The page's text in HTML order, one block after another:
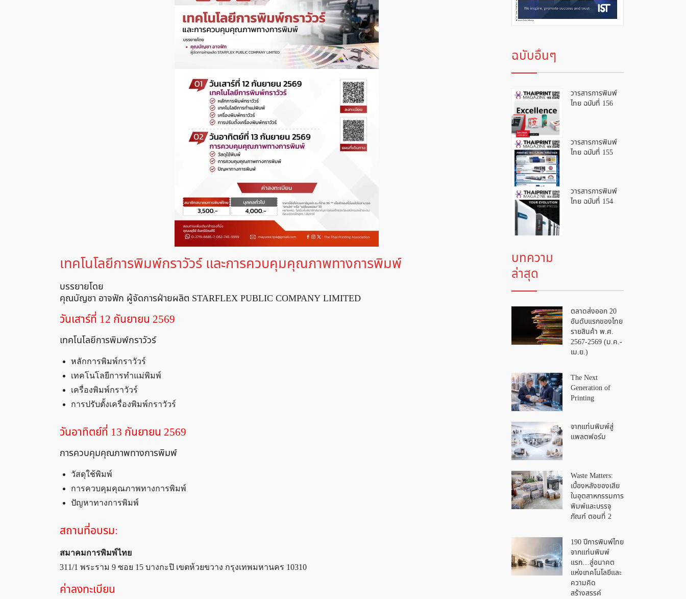
เทคโนโลยีการพิมพ์กราวัวร์ และการควบคุมคุณภาพทางการพิมพ์
บรรยายโดย
คุณบัญชา อาจฟัก ผู้จัดการฝ่ายผลิต STARFLEX PUBLIC COMPANY LIMITED
วันเสาร์ที่ 12 กันยายน 2569
เทคโนโลยีการพิมพ์กราวัวร์
หลักการพิมพ์กราวัวร์
เทคโนโลยีการทำแม่พิมพ์
เครื่องพิมพ์กราวัวร์
การปรับตั้งเครื่องพิมพ์กราวัวร์
วันอาทิตย์ที่ 13 กันยายน 2569
การควบคุมคุณภาพทางการพิมพ์
วัสดุใช้พิมพ์
การควบคุมคุณภาพทางการพิมพ์
ปัญหาทางการพิมพ์
สถานที่อบรม:
สมาคมการพิมพ์ไทย
311/1 พระราม 9 ซอย 15 บางกะปิ เขตห้วยขวาง กรุงเทพมหานคร 10310
ค่าลงทะเบียน
ฉบับอื่นๆ
วารสารการพิมพ์
ไทย ฉบับที่ 156
วารสารการพิมพ์
ไทย ฉบับที่ 155
วารสารการพิมพ์
ไทย ฉบับที่ 154
บทความ
ล่าสุด
ตลาดส่งออก 20
อันดับแรกของไทย
รายสินค้า พ.ศ.
2567-2569 (ม.ค.-
เม.ย.)
The Next
Generation of
Printing
จากแท่นพิมพ์สู่
แพลตฟอร์ม
Waste Matters:
เบื้องหลังของเสีย
ในอุตสาหกรรมการ
พิมพ์และบรรจุ
ภัณฑ์ ตอนที่ 2
190 ปีการพิมพ์ไทย
จากแท่นพิมพ์
แรก…สู่อนาคต
แห่งเทคโนโลยีและ
ความคิด
สร้างสรรค์